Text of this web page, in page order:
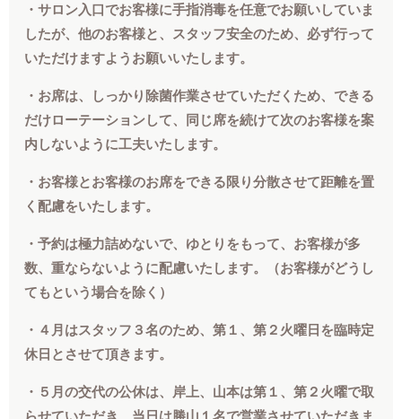
・サロン入口でお客様に手指消毒を任意でお願いしていま
したが、他のお客様と、スタッフ安全のため、必ず行って
いただけますようお願いいたします。
・お席は、しっかり除菌作業させていただくため、できる
だけローテーションして、同じ席を続けて次のお客様を案
内しないように工夫いたします。
・お客様とお客様のお席をできる限り分散させて距離を置
く配慮をいたします。
・予約は極力詰めないで、ゆとりをもって、お客様が多
数、重ならないように配慮いたします。（お客様がどうし
てもという場合を除く）
・４月はスタッフ３名のため、第１、第２火曜日を臨時定
休日とさせて頂きます。
・５月の交代の公休は、岸上、山本は第１、第２火曜で取